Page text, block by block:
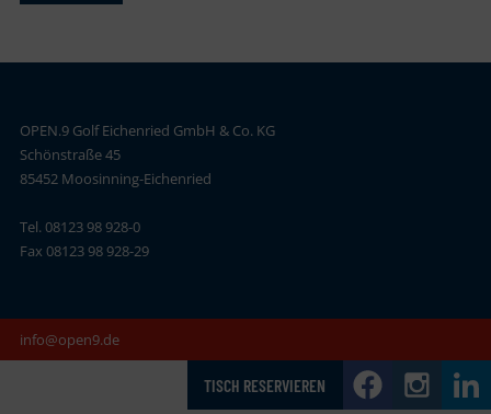
OPEN.9 Golf Eichenried GmbH & Co. KG
Schönstraße 45
85452 Moosinning-Eichenried
Tel. 08123 98 928-0
Fax 08123 98 928-29
info@open9.de
TISCH RESERVIEREN